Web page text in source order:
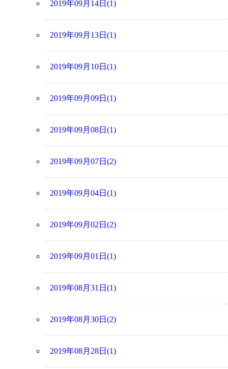
2019年09月14日(1)
2019年09月13日(1)
2019年09月10日(1)
2019年09月09日(1)
2019年09月08日(1)
2019年09月07日(2)
2019年09月04日(1)
2019年09月02日(2)
2019年09月01日(1)
2019年08月31日(1)
2019年08月30日(2)
2019年08月28日(1)